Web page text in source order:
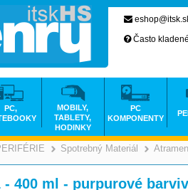
Spotrebný Materiál
- 400 ml - purpurové
Často
PC,
MOBILY,
TABLETY,
HODINKY
PC
KOMPONENTY